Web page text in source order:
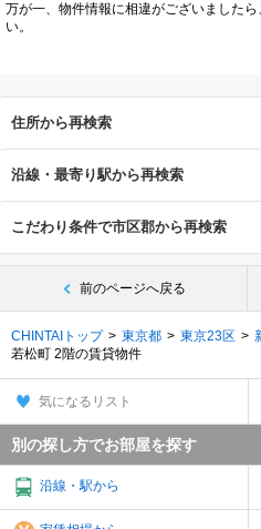
万が一、物件情報に相違がございましたら
い。
住所から再検索
沿線・最寄り駅から再検索
こだわり条件で市区郡から再検索
前のページへ戻る
CHINTAIトップ 東京都 東京23区
若松町 2階の賃貸物件
気になるリスト
別の探し方でお部屋を探す
沿線・駅から